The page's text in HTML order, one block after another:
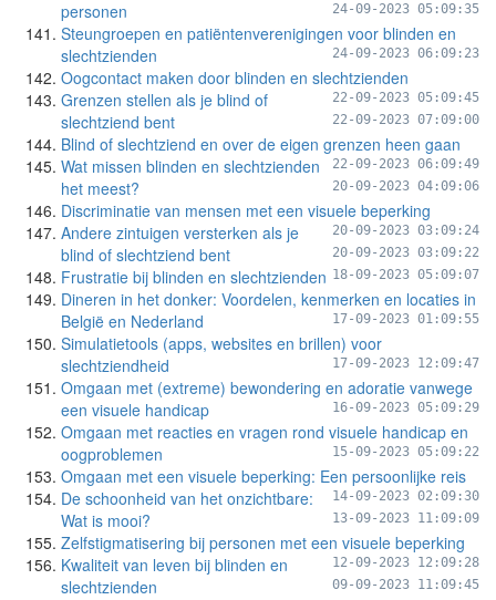
personen
24-09-2023 05:09:35
Steungroepen en patiëntenverenigingen voor blinden en
slechtzienden
24-09-2023 06:09:23
Oogcontact maken door blinden en slechtzienden
22-09-2023 05:09:45
Grenzen stellen als je blind of
slechtziend bent
22-09-2023 07:09:00
Blind of slechtziend en over de eigen grenzen heen gaan
22-09-2023 06:09:49
Wat missen blinden en slechtzienden
het meest?
20-09-2023 04:09:06
Discriminatie van mensen met een visuele beperking
20-09-2023 03:09:24
Andere zintuigen versterken als je
blind of slechtziend bent
20-09-2023 03:09:22
Frustratie bij blinden en slechtzienden 18-09-2023 05:09:07
Dineren in het donker: Voordelen, kenmerken en locaties in
België en Nederland
17-09-2023 01:09:55
Simulatietools (apps, websites en brillen) voor
slechtziendheid
17-09-2023 12:09:47
Omgaan met (extreme) bewondering en adoratie vanwege
een visuele handicap
16-09-2023 05:09:29
Omgaan met reacties en vragen rond visuele handicap en
oogproblemen
15-09-2023 05:09:22
Omgaan met een visuele beperking: Een persoonlijke reis
14-09-2023 02:09:30
De schoonheid van het onzichtbare:
Wat is mooi?
13-09-2023 11:09:09
Zelfstigmatisering bij personen met een visuele beperking
12-09-2023 12:09:28
Kwaliteit van leven bij blinden en
slechtzienden
09-09-2023 11:09:45